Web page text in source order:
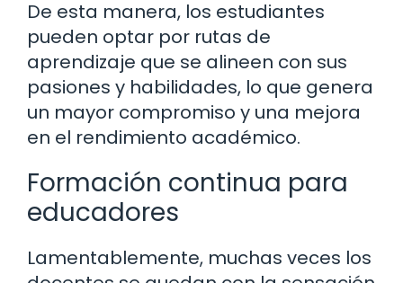
De esta manera, los estudiantes
pueden optar por rutas de
aprendizaje que se alineen con sus
pasiones y habilidades, lo que genera
un mayor compromiso y una mejora
en el rendimiento académico.
Formación continua para
educadores
Lamentablemente, muchas veces los